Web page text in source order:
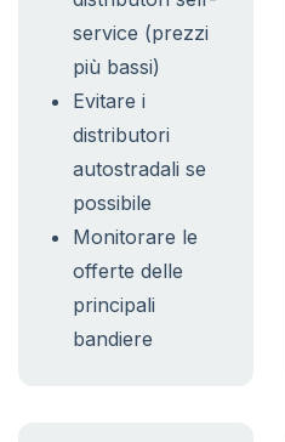
service (prezzi
più bassi)
Evitare i
distributori
autostradali se
possibile
Monitorare le
offerte delle
principali
bandiere